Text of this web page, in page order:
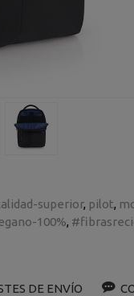
superior pilot
100%
DE ENVÍO